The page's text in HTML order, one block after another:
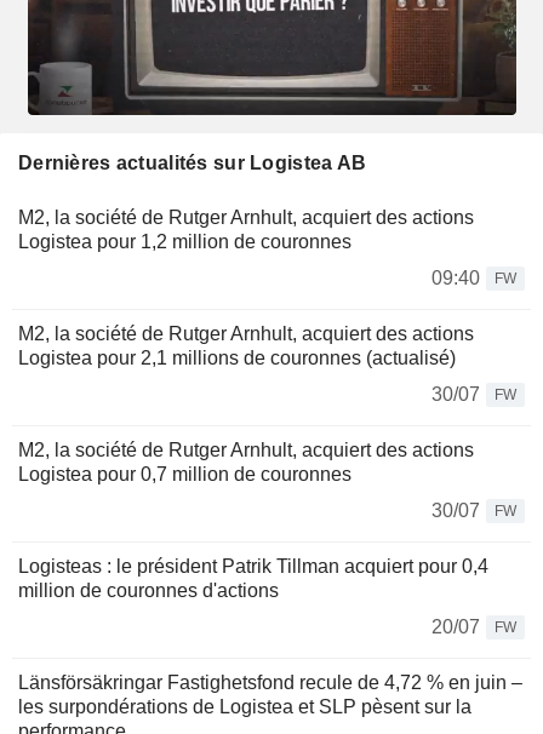
Dernières actualités sur Logistea AB
M2, la société de Rutger Arnhult, acquiert des actions
Logistea pour 1,2 million de couronnes
09:40
FW
M2, la société de Rutger Arnhult, acquiert des actions
Logistea pour 2,1 millions de couronnes (actualisé)
30/07
FW
M2, la société de Rutger Arnhult, acquiert des actions
Logistea pour 0,7 million de couronnes
30/07
FW
Logisteas : le président Patrik Tillman acquiert pour 0,4
million de couronnes d'actions
20/07
FW
Länsförsäkringar Fastighetsfond recule de 4,72 % en juin –
les surpondérations de Logistea et SLP pèsent sur la